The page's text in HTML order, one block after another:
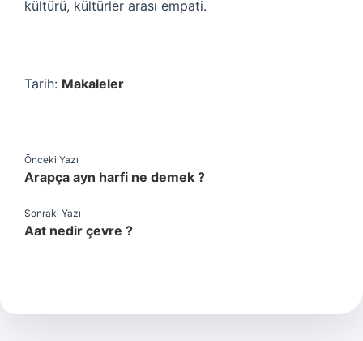
kültürü, kültürler arası empati.
Tarih: Makaleler
Önceki Yazı
Arapça ayn harfi ne demek ?
Sonraki Yazı
Aat nedir çevre ?